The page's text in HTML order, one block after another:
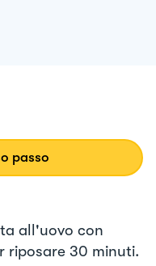
passo
all'uovo con
riposare 30 minuti.